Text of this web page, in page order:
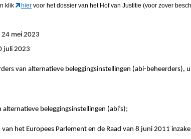
klik hier voor het dossier van het Hof van Justitie (voor zover
mei 2023
2023
van alternatieve beleggingsinstellingen (abi-beheerders),
beleggingsinstellingen (abi’s);
Europees Parlement en de Raad van 8 juni 2011 inzake